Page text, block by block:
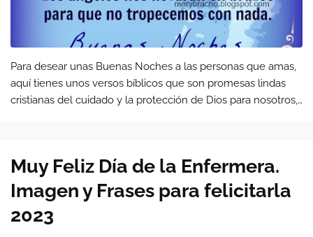
Para desear unas Buenas Noches a las personas que amas,
aquí tienes unos versos bíblicos que son promesas lindas
cristianas del cuidado y la protección de Dios para nosotros,
Muy Feliz Día de la Enfermera.
Imagen y Frases para felicitarla
2023